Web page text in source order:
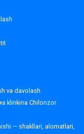
va davolash
klinkina Chilonzor
— shakllari, alomatlari,